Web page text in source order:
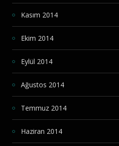
Kasım 2014
Ekim 2014
Eylül 2014
Ağustos 2014
Temmuz 2014
Haziran 2014